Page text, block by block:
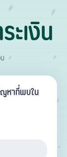
เงิน
หาที่พบใน